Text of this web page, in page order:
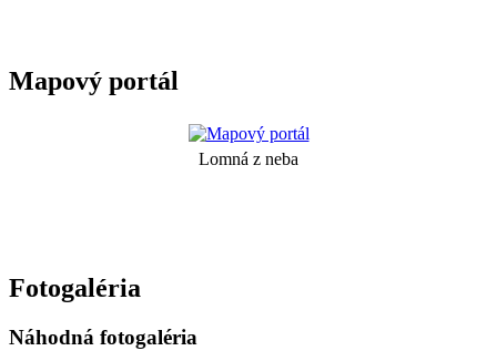
Mapový portál
Lomná z neba
Fotogaléria
Náhodná fotogaléria